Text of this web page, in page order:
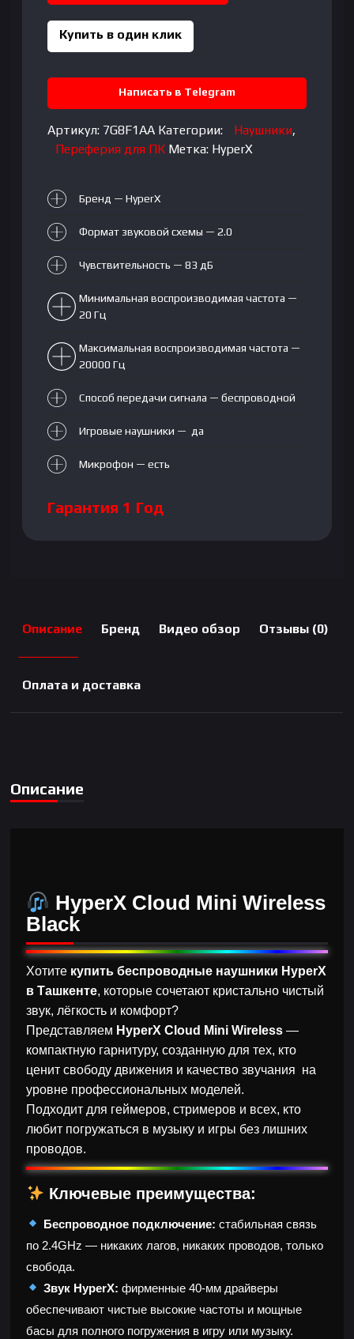
Wireless
Black
Купить в один клик
Написать в Telegram
Артикул: 7G8F1AA Категории: Наушники,
Переферия для ПК Метка: HyperX
Бренд — HyperX
Формат звуковой схемы — 2.0
Чувствительность — 83 дБ
Минимальная воспроизводимая частота —
20 Гц
Максимальная воспроизводимая частота —
20000 Гц
Способ передачи сигнала — беспроводной
Игровые наушники — да
Микрофон — есть
Гарантия 1 Год
Описание Бренд Видео обзор Отзывы (0)
Оплата и доставка
Описание
HyperX Cloud Mini Wireless
Black
Хотите купить беспроводные наушники HyperX
в Ташкенте, которые сочетают кристально чистый
звук, лёгкость и комфорт?
Представляем HyperX Cloud Mini Wireless —
компактную гарнитуру, созданную для тех, кто
ценит свободу движения и качество звучания на
уровне профессиональных моделей.
Подходит для геймеров, стримеров и всех, кто
любит погружаться в музыку и игры без лишних
проводов.
Ключевые преимущества:
Беспроводное подключение: стабильная связь
по 2.4GHz — никаких лагов, никаких проводов, только
свобода.
Звук HyperX: фирменные 40-мм драйверы
обеспечивают чистые высокие частоты и мощные
басы для полного погружения в игру или музыку.